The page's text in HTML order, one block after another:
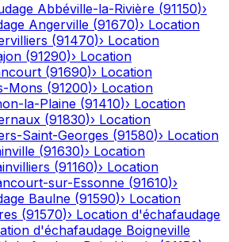
Abbéville-la-Rivière (91150)›
Angerville (91670)› Location
(91470)› Location
(91290)› Location
(91690)› Location
Mons (91200)› Location
la-Plaine (91410)› Location
(91830)› Location
Saint-Georges (91580)› Location
(91630)› Location
(91160)› Location
sur-Essonne (91610)›
Baulne (91590)› Location
(91570)› Location d'échafaudage
d'échafaudage Boigneville